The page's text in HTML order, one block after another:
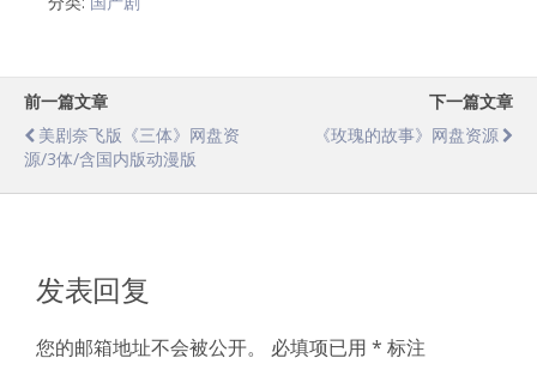
前一篇文章
美剧奈飞版《三体》网盘资
源/3体/含国内版动漫版
下一篇文章
《玫瑰的故事》网盘资源
发表回复
您的邮箱地址不会被公开。 必填项已用 * 标注